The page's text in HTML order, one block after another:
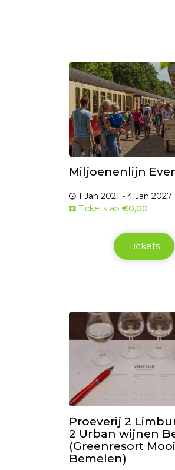
Miljoenenlijn
1 Jan 2021 - 4 Jan 2027
Tickets ab €0,00
Tickets
Proeverij 2
2 Urban wijnen
(Greenresort Mooi
Bemelen)